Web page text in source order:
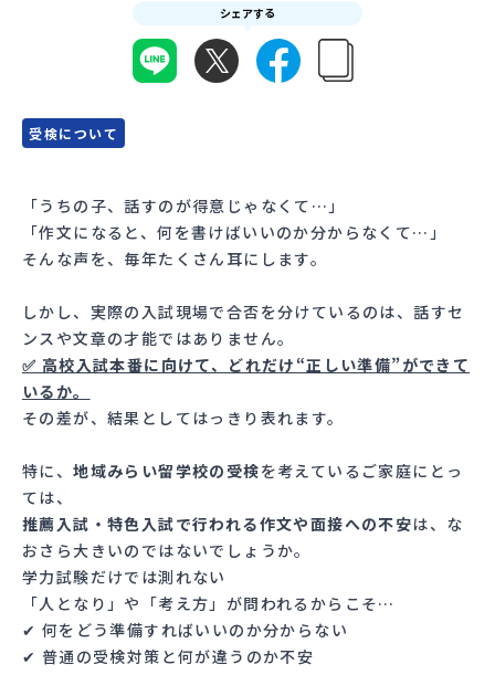
MYページログイン
シェアする
受検について
「うちの子、話すのが得意じゃなくて…」
「作文になると、何を書けばいいのか分からなくて…」
そんな声を、毎年たくさん耳にします。
しかし、実際の入試現場で合否を分けているのは、話すセ
ンスや文章の才能ではありません。
✅ 高校入試本番に向けて、どれだけ“正しい準備”ができて
いるか。
その差が、結果としてはっきり表れます。
特に、地域みらい留学校の受検を考えているご家庭にとっ
ては、
推薦入試・特色入試で行われる作文や面接への不安は、な
おさら大きいのではないでしょうか。
学力試験だけでは測れない
「人となり」や「考え方」が問われるからこそ…
✔ 何をどう準備すればいいのか分からない
✔ 普通の受検対策と何が違うのか不安